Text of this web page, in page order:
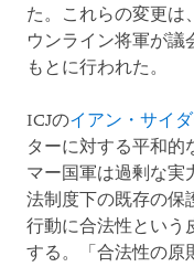
た。これらの変更は
ウンライン将軍が議
もとに行われた。
ICJのイアン・サイ
ターに対する平和的
マー国軍は過剰な実
法制度下の既存の保
行動に合法性という
する。「合法性の原